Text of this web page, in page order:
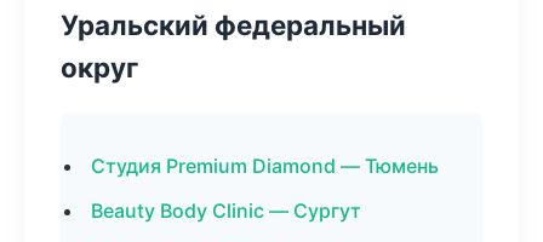
Уральский федеральный
округ
Студия Premium Diamond — Тюмень
Beauty Body Clinic — Сургут